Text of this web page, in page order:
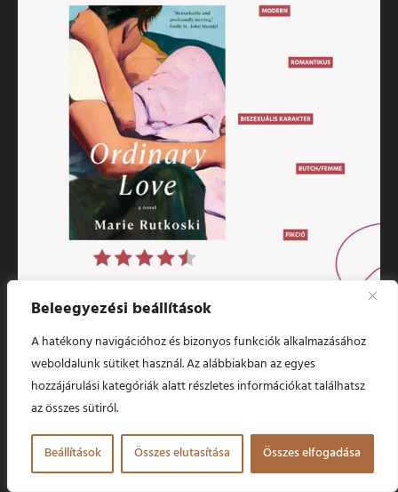
Beleegyezési beállítások
A hatékony navigációhoz és bizonyos funkciók alkalmazásához
weboldalunk sütiket használ. Az alábbiakban az egyes
hozzájárulási kategóriák alatt részletes információkat találhatsz
az összes sütiról.
Beállítások Összes elutasítása Összes elfogadása